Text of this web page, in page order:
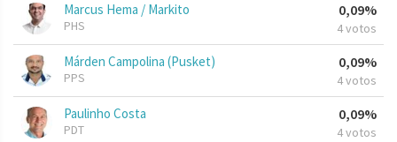
Marcus Hema / Markito
PHS
0,09%
4 votos
Márden Campolina (Pusket)
PPS
0,09%
4 votos
Paulinho Costa
PDT
0,09%
4 votos